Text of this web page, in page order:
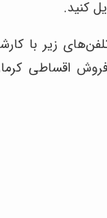
کنید.
زیر با
اقساطی